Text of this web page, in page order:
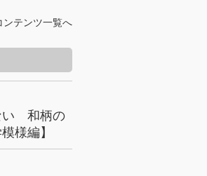
ンテンツ一覧へ
い 和柄の
様編】